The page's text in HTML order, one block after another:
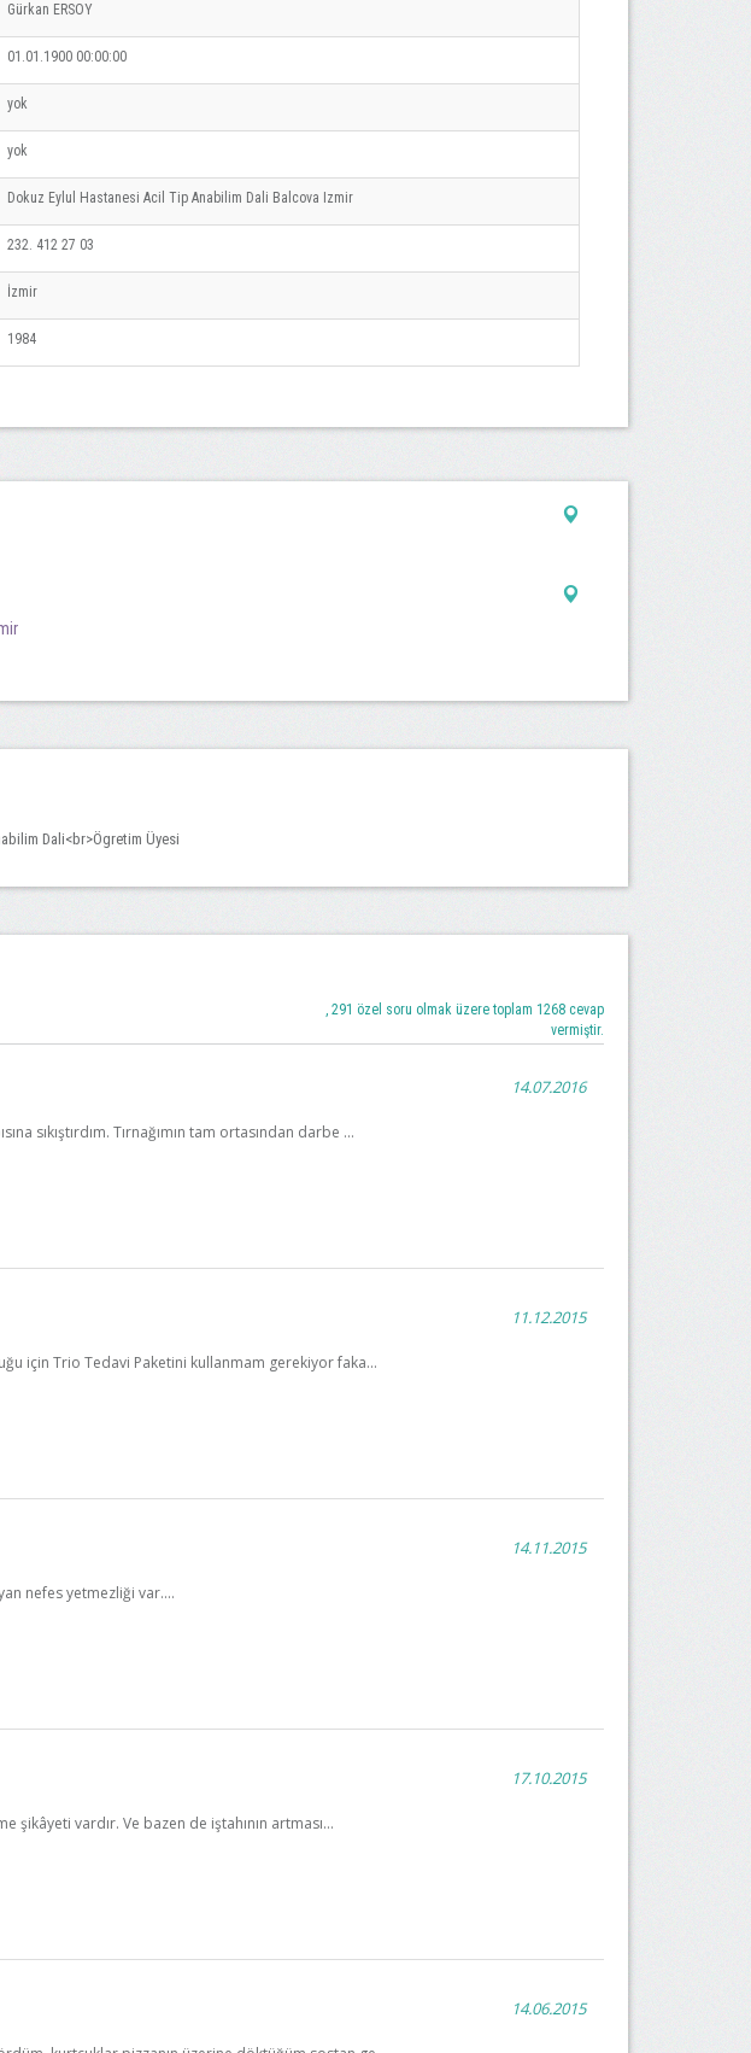
Gürkan ERSOY
01.01.1900 00:00:00
yok
yok
Dokuz Eylul Hastanesi Acil Tip Anabilim Dali Balcova Izmir
232. 412 27 03
İzmir
1984
Dali<br>Ögretim Üyesi
, 291 özel soru olmak üzere toplam 1268 cevap
vermiştir.
14.07.2016
sıkıştırdım. Tırnağımın tam ortasından darbe ...
11.12.2015
için Trio Tedavi Paketini kullanmam gerekiyor faka...
14.11.2015
nefes yetmezliği var....
17.10.2015
şikâyeti vardır. Ve bazen de iştahının artması...
14.06.2015